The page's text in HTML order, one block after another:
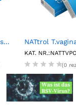
NATtrol Cytomegalovirus (CMV) Strain:AD-169 External Run Control, Medium (6X1mL)
KAT.
(0